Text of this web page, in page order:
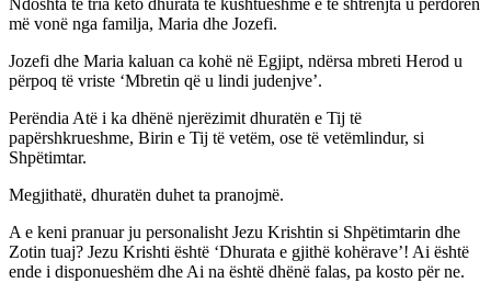
Ndoshta të tria këto dhurata të kushtueshme e të shtrenjta u përdorën
më vonë nga familja, Maria dhe Jozefi.
Jozefi dhe Maria kaluan ca kohë në Egjipt, ndërsa mbreti Herod u
përpoq të vriste ‘Mbretin që u lindi judenjve’.
Perëndia Atë i ka dhënë njerëzimit dhuratën e Tij të
papërshkrueshme, Birin e Tij të vetëm, ose të vetëmlindur, si
Shpëtimtar.
Megjithatë, dhuratën duhet ta pranojmë.
A e keni pranuar ju personalisht Jezu Krishtin si Shpëtimtarin dhe
Zotin tuaj? Jezu Krishti është ‘Dhurata e gjithë kohërave’! Ai është
ende i disponueshëm dhe Ai na është dhënë falas, pa kosto për ne.